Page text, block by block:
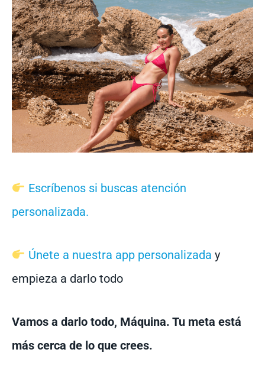
Escríbenos si buscas atención
personalizada.
Únete a nuestra app personalizada y
empieza a darlo todo
Vamos a darlo todo, Máquina. Tu meta está
más cerca de lo que crees.